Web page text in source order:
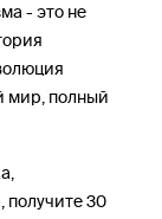
- это не
мир, полный
получите 30